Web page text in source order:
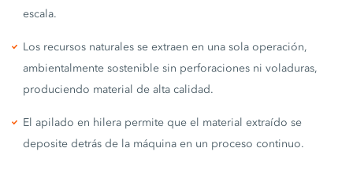
escala.
Los recursos naturales se extraen en una sola operación,
ambientalmente sostenible sin perforaciones ni voladuras,
produciendo material de alta calidad.
El apilado en hilera permite que el material extraído se
deposite detrás de la máquina en un proceso continuo.